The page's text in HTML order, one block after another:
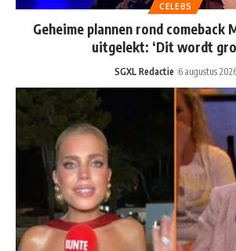
CELEBS
Geheime plannen rond comeback
uitgelekt: ‘Dit wordt
SGXL Redactie 6 augustus